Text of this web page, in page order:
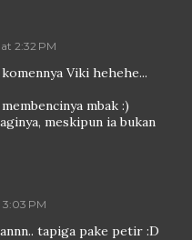
2:32 PM
Viki hehehe...
mbak :)
meskipun ia bukan
PM
tapiga pake petir :D